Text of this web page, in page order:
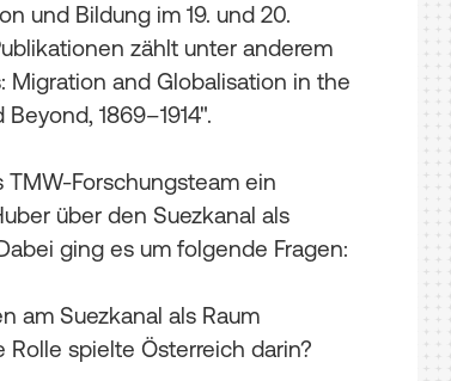
und Bildung im 19. und 20.
zählt unter anderem
Migration and Globalisation in the
1869–1914".
TMW-Forschungsteam ein
über den Suezkanal als
ging es um folgende Fragen:
am Suezkanal als Raum
spielte Österreich darin?